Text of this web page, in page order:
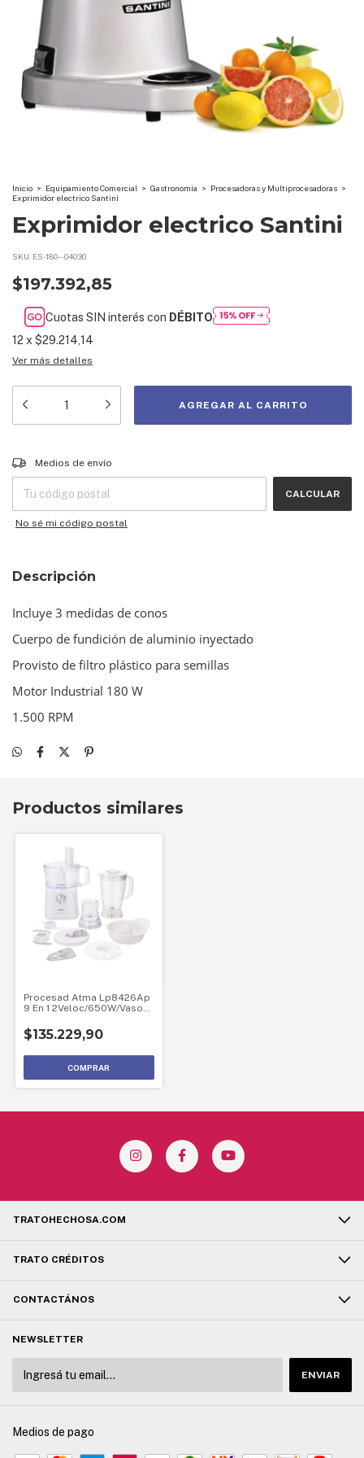
Inicio > Equipamiento Comercial > Gastronomía > Procesadoras y Multiprocesadoras >
Exprimidor electrico Santini
Exprimidor electrico Santini
SKU: ES-180--04030
$197.392,85
Cuotas SIN interés con DÉBITO
12 x $29.214,14
Ver más detalles
Entregas para el CP:
Medios de envío
CALCULAR
No sé mi código postal
Descripción
Incluye 3 medidas de conos
Cuerpo de fundición de aluminio inyectado
Provisto de filtro plástico para semillas
Motor Industrial 180 W
1.500 RPM
Peso Neto: 4,77 Kg
Productos similares
Procesad Atma Lp8426Ap
9 En 1 2Veloc/650W/Vaso
$135.229,90
TRATOHECHOSA.COM
TRATO CRÉDITOS
CONTACTÁNOS
NEWSLETTER
Medios de pago